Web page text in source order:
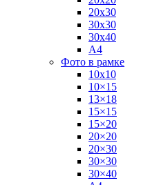
20х30
30х30
30х40
А4
Фото в рамке
10х10
10×15
13×18
15×15
15×20
20×20
20×30
30×30
30×40